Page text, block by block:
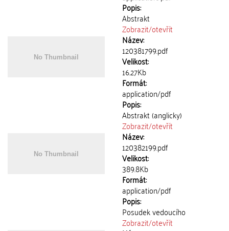
Popis:
Abstrakt
Zobrazit/otevřít
Název:
120381799.pdf
Velikost:
16.27Kb
Formát:
application/pdf
Popis:
Abstrakt (anglicky)
Zobrazit/otevřít
Název:
120382199.pdf
Velikost:
389.8Kb
Formát:
application/pdf
Popis:
Posudek vedoucího
Zobrazit/otevřít